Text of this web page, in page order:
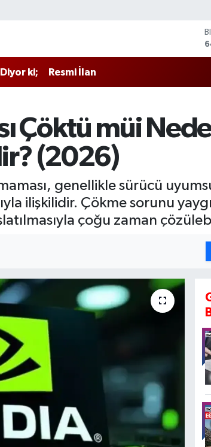
ki; Resmi İlan
Çöktü müi
(2026)
genellikle sürücü
ilişkilidir. Çökme sorunu
çoğu zaman